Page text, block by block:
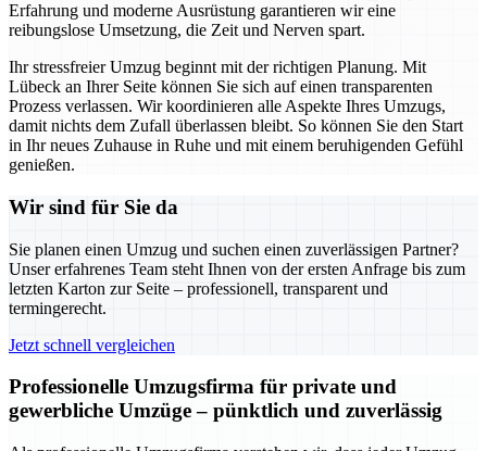
Erfahrung und moderne Ausrüstung garantieren wir eine
reibungslose Umsetzung, die Zeit und Nerven spart.
Ihr stressfreier Umzug beginnt mit der richtigen Planung. Mit
Lübeck an Ihrer Seite können Sie sich auf einen transparenten
Prozess verlassen. Wir koordinieren alle Aspekte Ihres Umzugs,
damit nichts dem Zufall überlassen bleibt. So können Sie den Start
in Ihr neues Zuhause in Ruhe und mit einem beruhigenden Gefühl
genießen.
Wir sind für Sie da
Sie planen einen Umzug und suchen einen zuverlässigen Partner?
Unser erfahrenes Team steht Ihnen von der ersten Anfrage bis zum
letzten Karton zur Seite – professionell, transparent und
termingerecht.
Jetzt schnell vergleichen
Professionelle Umzugsfirma für private und
gewerbliche Umzüge – pünktlich und zuverlässig